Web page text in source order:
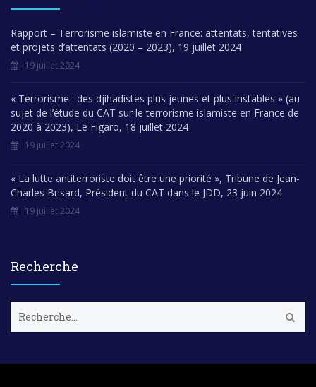
Rapport – Terrorisme islamiste en France: attentats, tentatives
et projets d’attentats (2020 – 2023), 19 juillet 2024
19 juillet 2024
« Terrorisme : des djihadistes plus jeunes et plus instables » (au
sujet de l’étude du CAT sur le terrorisme islamiste en France de
2020 à 2023), Le Figaro, 18 juillet 2024
19 juillet 2024
« La lutte antiterroriste doit être une priorité », Tribune de Jean-
Charles Brisard, Président du CAT dans le JDD, 23 juin 2024
19 juillet 2024
Recherche
c
e